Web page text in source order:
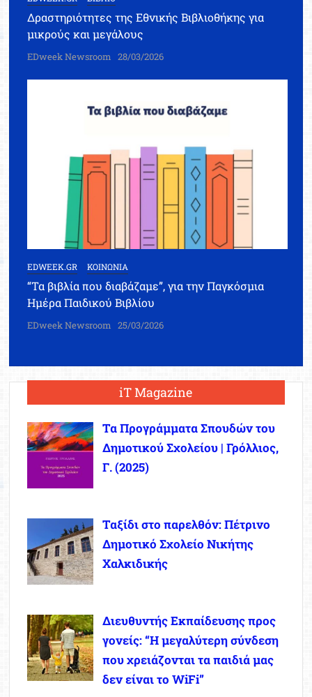
Δραστηριότητες της Εθνικής Βιβλιοθήκης για
μικρούς και μεγάλους
EDweek Newsroom 28/03/2026
EDWEEK.GR ΚΟΙΝΩΝΙΑ
“Τα βιβλία που διαβάζαμε”, για την Παγκόσμια
Ημέρα Παιδικού Βιβλίου
EDweek Newsroom 25/03/2026
iT Magazine
Τα Προγράμματα Σπουδών του
Δημοτικού Σχολείου | Γρόλλιος,
Γ. (2025)
Ταξίδι στο παρελθόν: Πέτρινο
Δημοτικό Σχολείο Νικήτης
Χαλκιδικής
Διευθυντής Εκπαίδευσης προς
γονείς: “Η μεγαλύτερη σύνδεση
που χρειάζονται τα παιδιά μας
δεν είναι το WiFi”